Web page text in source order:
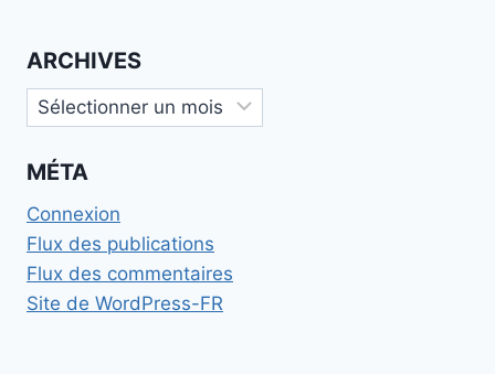
ARCHIVES
Archives
MÉTA
Connexion
Flux des publications
Flux des commentaires
Site de WordPress-FR